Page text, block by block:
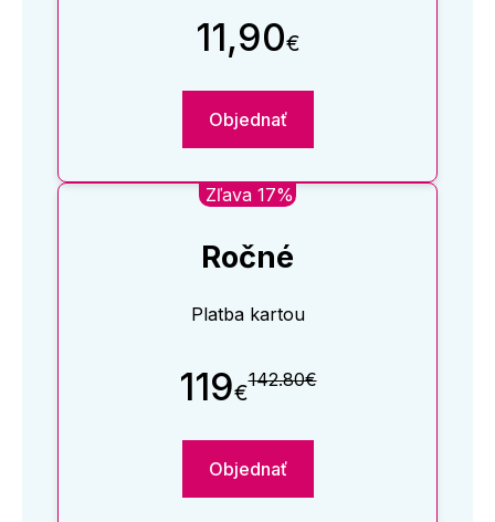
11,90€
Objednať
Zľava 17%
Ročné
Platba kartou
119€142.80€
Objednať